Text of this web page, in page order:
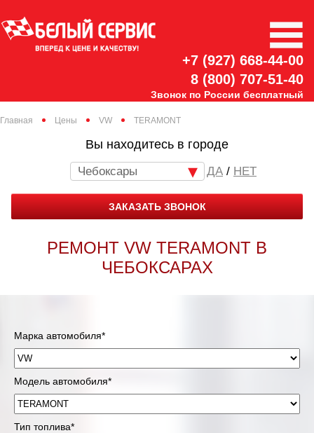
+7 (927) 668-44-00
8 (800) 707-51-40
Звонок по России бесплатный
Главная Цены VW TERAMONT
Вы находитесь в городе
Чебоксары / НЕТ
ЗАКАЗАТЬ ЗВОНОК
РЕМОНТ VW TERAMONT В
ЧЕБОКСАРАХ
Марка автомобиля*
Модель автомобиля*
Тип топлива*